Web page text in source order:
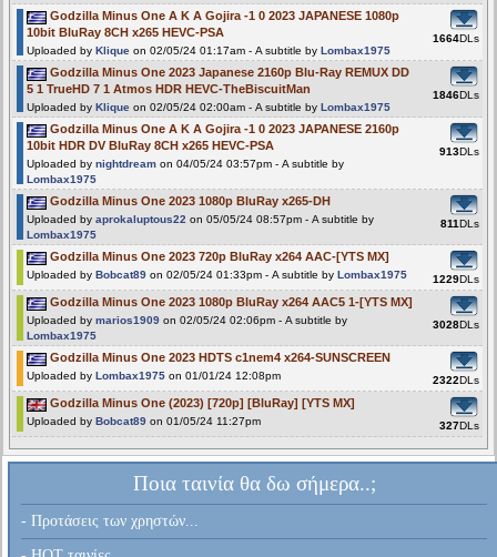
Godzilla Minus One A K A Gojira -1 0 2023 JAPANESE 1080p
10bit BluRay 8CH x265 HEVC-PSA
Uploaded by Klique on 02/05/24 01:17am - A subtitle by Lombax1975
1664DLs
Godzilla Minus One 2023 Japanese 2160p Blu-Ray REMUX DD
5 1 TrueHD 7 1 Atmos HDR HEVC-TheBiscuitMan
Uploaded by Klique on 02/05/24 02:00am - A subtitle by Lombax1975
1846DLs
Godzilla Minus One A K A Gojira -1 0 2023 JAPANESE 2160p
10bit HDR DV BluRay 8CH x265 HEVC-PSA
Uploaded by nightdream on 04/05/24 03:57pm - A subtitle by
Lombax1975
913DLs
Godzilla Minus One 2023 1080p BluRay x265-DH
Uploaded by aprokaluptous22 on 05/05/24 08:57pm - A subtitle by
Lombax1975
811DLs
Godzilla Minus One 2023 720p BluRay x264 AAC-[YTS MX]
Uploaded by Bobcat89 on 02/05/24 01:33pm - A subtitle by Lombax1975 1229DLs
Godzilla Minus One 2023 1080p BluRay x264 AAC5 1-[YTS MX]
Uploaded by marios1909 on 02/05/24 02:06pm - A subtitle by
Lombax1975
3028DLs
Godzilla Minus One 2023 HDTS c1nem4 x264-SUNSCREEN
Uploaded by Lombax1975 on 01/01/24 12:08pm 2322DLs
Godzilla Minus One (2023) [720p] [BluRay] [YTS MX]
Uploaded by Bobcat89 on 01/05/24 11:27pm 327DLs
Ποια ταινία θα δω σήμερα..;
- Προτάσεις των χρηστών...